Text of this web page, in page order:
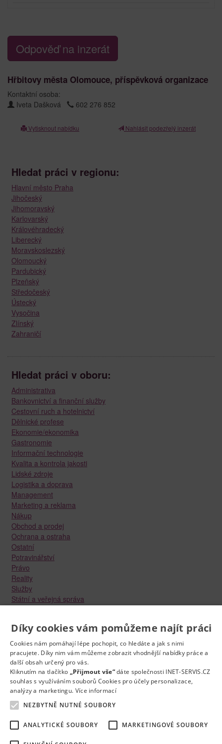
Odpověď na inzerát
Hřbitovy města Olomouce, příspěvková organizace
Kontaktní osoba:
Iveta Dašková
602 276 852
Vytisknout nabídku Nahlásit podezřelý inzerát
Hledat práci v regionu:
Hlavní město Praha
Jihočeský
Jihomoravský
Karlovarský
Královéhradecký
Liberecký
Moravskoslezský
Olomoucký
Pardubický
Plzeňský
Středočeský
Ústecký
Vysočina
Zlínský
Zahraničí
Hledat práci v oboru:
Administrativa
Bankovnictví a finanční služby
Cestovní ruch a hotelnictví
Dělnické profese
Ekonomie/ekonomika
Gastronomie
Informační technologie
Kvalita a kontrola jakosti
Lidské zdroje
Logistika a doprava
Management
Marketing a reklama
Nákup
Obchod a prodej
Ochrana a ostraha
Ostatní
Potravinářství
Právo
Reality
Služby
Státní a veřejná správa
Technika a elektrotechnika
Tvůrčí práce a design
Výroba
Vzdělávání a školství
Zdravotnictví
Zemědělství, lesnictví a vodní hospodářství
Díky cookies vám pomůžeme najít práci
Cookies nám pomáhají lépe pochopit, co hledáte a jak s nimi
pracujete. Díky nim vám můžeme zobrazit vhodnější nabídky práce a
další obsah určený pro vás.
Kliknutím na tlačítko „Přijmout vše“dáte společnosti INET-SERVIS.CZ
souhlas s využíváním souborů Cookies pro účely personalizace,
analýzy a marketingu. Více informací
NEZBYTNĚ NUTNÉ SOUBORY
ANALYTICKÉ SOUBORY MARKETINGOVÉ SOUBORY